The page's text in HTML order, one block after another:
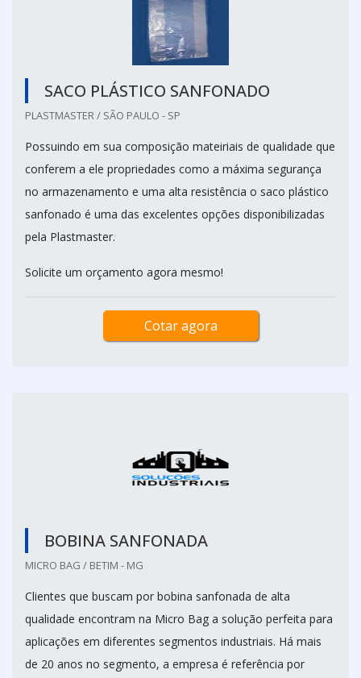
SACO PLÁSTICO SANFONADO
PLASTMASTER / SÃO PAULO - SP
Possuindo em sua composição mateiriais de qualidade que
conferem a ele propriedades como a máxima segurança
no armazenamento e uma alta resistência o saco plástico
sanfonado é uma das excelentes opções disponibilizadas
pela Plastmaster.
Solicite um orçamento agora mesmo!
Cotar agora
BOBINA SANFONADA
MICRO BAG / BETIM - MG
Clientes que buscam por bobina sanfonada de alta
qualidade encontram na Micro Bag a solução perfeita para
aplicações em diferentes segmentos industriais. Há mais
de 20 anos no segmento, a empresa é referência por